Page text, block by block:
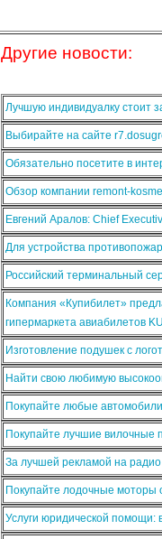
Другие новости:
Лучшую индивидуалку стоит
Выбирайте на сайте
Обязательно посетите в
Обзор компании remont-
Евгений Аралов: Chief
Для устройства
Российский терминальный
Компания «Купибилет»
гипермаркета авиабилетов
Изготовление подушек с
Найти свою любимую
Покупайте любые
Покупайте лучшие вилочные
За лучшей рекламой на
Покупайте лодочные моторы
Услуги юридической